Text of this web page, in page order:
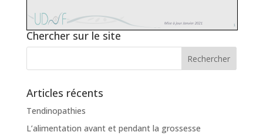
Chercher sur le site
Articles récents
Tendinopathies
L’alimentation avant et pendant la grossesse